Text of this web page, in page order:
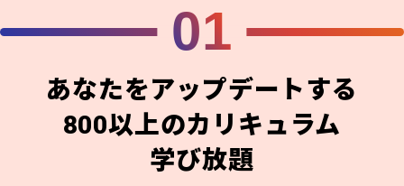
01
あなたをアップデートする
800以上のカリキュラム
学び放題